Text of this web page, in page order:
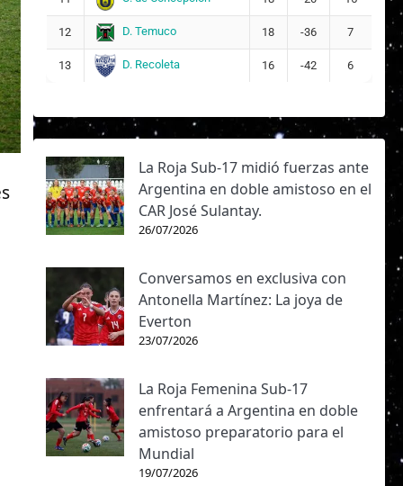
12 D. Temuco 18 -36 7
13 D. Recoleta 16 -42 6
La Roja Sub-17 midió fuerzas ante
Argentina en doble amistoso en el
CAR José Sulantay.
26/07/2026
Conversamos en exclusiva con
Antonella Martínez: La joya de
Everton
23/07/2026
La Roja Femenina Sub-17
enfrentará a Argentina en doble
amistoso preparatorio para el
Mundial
19/07/2026